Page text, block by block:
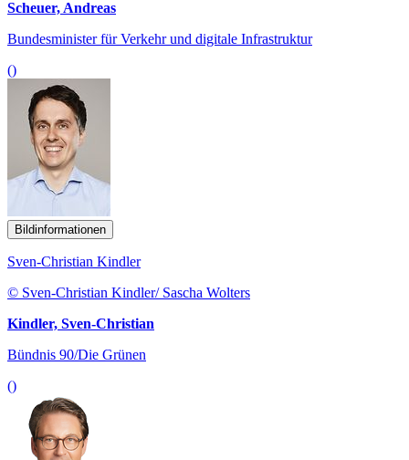
Scheuer, Andreas
Bundesminister für Verkehr und digitale Infrastruktur
()
Bildinformationen
Sven-Christian Kindler
© Sven-Christian Kindler/ Sascha Wolters
Kindler, Sven-Christian
Bündnis 90/Die Grünen
()